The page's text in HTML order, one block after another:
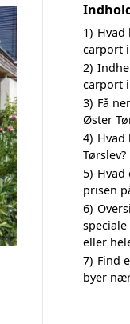
1) Hvad
carport
2)
carport
3) Få
Øster
4)
Tørslev?
5) Hvad
prisen
6)
eller
7) Find
byer